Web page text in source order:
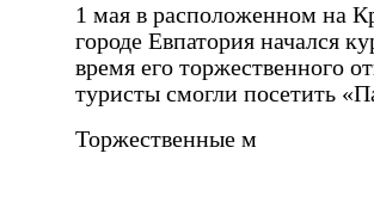
1 мая в расположенном на
городе Евпатория начался
время его торжественного
туристы смогли посетить
Торжественные м